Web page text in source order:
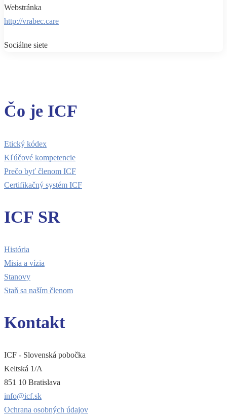
Webstránka
http://vrabec.care
Sociálne siete
Čo je ICF
Etický kódex
Kľúčové kompetencie
Prečo byť členom ICF
Certifikačný systém ICF
ICF SR
História
Misia a vízia
Stanovy
Staň sa naším členom
Kontakt
ICF - Slovenská pobočka
Keltská 1/A
851 10 Bratislava
info@icf.sk
Ochrana osobných údajov